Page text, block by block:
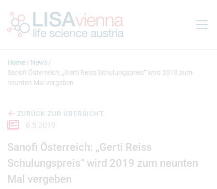
Home
News
Sanofi Österreich: „Gerti Reiss Schulungspreis“ wird 2019 zum
neunten Mal vergeben
ZURÜCK ZUR ÜBERSICHT
6.5.2019
Sanofi Österreich: „Gerti Reiss
Schulungspreis“ wird 2019 zum neunten
Mal vergeben